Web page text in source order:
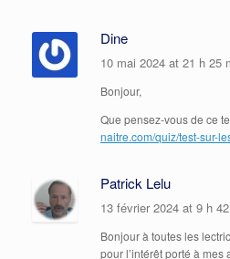
Dine
10 mai 2024 at 21 h 25
Bonjour,
Que pensez-vous de ce
naitre.com/quiz/test-sur-
Patrick Lelu
13 février 2024 at 9 h
Bonjour à toutes les
pour l’intérêt porté à